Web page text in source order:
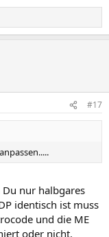
#17
nur halbgares
identisch ist muss
und die ME
oder nicht.